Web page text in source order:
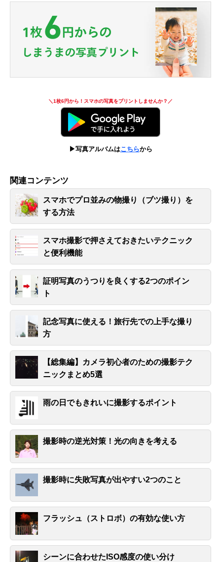
＼1枚6円から！スマホの写真をプリントしませんか？／
▶写真アルバムはこちらから
関連コンテンツ
スマホでプロ並みの物撮り（ブツ撮り）を
する方法
スマホ撮影で押さえておきたいテクニック
と便利機能
証明写真のうつりを良くする2つのポイン
ト
記念写真に使える！旅行先での上手な撮り
方
【総集編】カメラ初心者のための撮影テク
ニックまとめ5選
雨の日でもきれいに撮影するポイント
撮影時の逆光対策！光の向きを考える
撮影時に失敗写真が出やすい2つのこと
フラッシュ（ストロボ）の有効な使い方
シーンに合わせたISO感度の使い分け